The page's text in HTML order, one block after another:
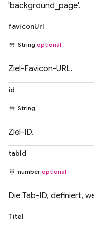
'background_page'.
faviconUrl
String optional
Ziel-Favicon-URL.
id
String
Ziel-ID.
tabId
number optional
Die Tab-ID, definiert,
Titel